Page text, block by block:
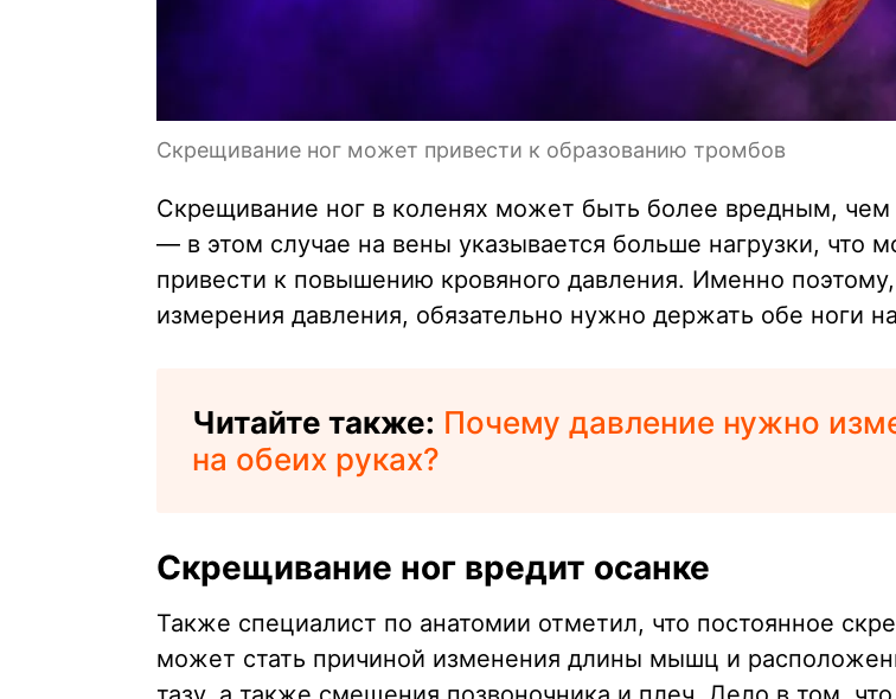
Скрещивание ног может привести к образованию тромбов
Скрещивание ног в коленях может быть более вредным,
— в этом случае на вены указывается больше нагрузки, что
привести к повышению кровяного давления. Именно
измерения давления, обязательно нужно держать обе ноги
Читайте также: Почему давление нужно
на обеих руках?
Скрещивание ног вредит осанке
Также специалист по анатомии отметил, что постоянное
может стать причиной изменения длины мышц и